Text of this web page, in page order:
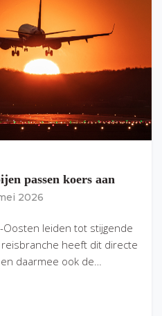
passen koers aan
2026
leiden tot stijgende
heeft dit directe
daarmee ook de…